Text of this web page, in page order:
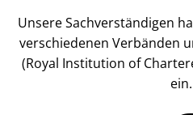
Unsere Sach­ver­stän­di­gen
verschiedenen Verbänden
(Royal Institution of
ein.